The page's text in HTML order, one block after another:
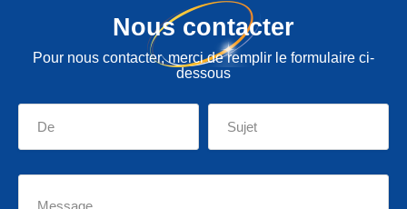
Nous contacter
Pour nous contacter, merci de remplir le formulaire ci-
dessous